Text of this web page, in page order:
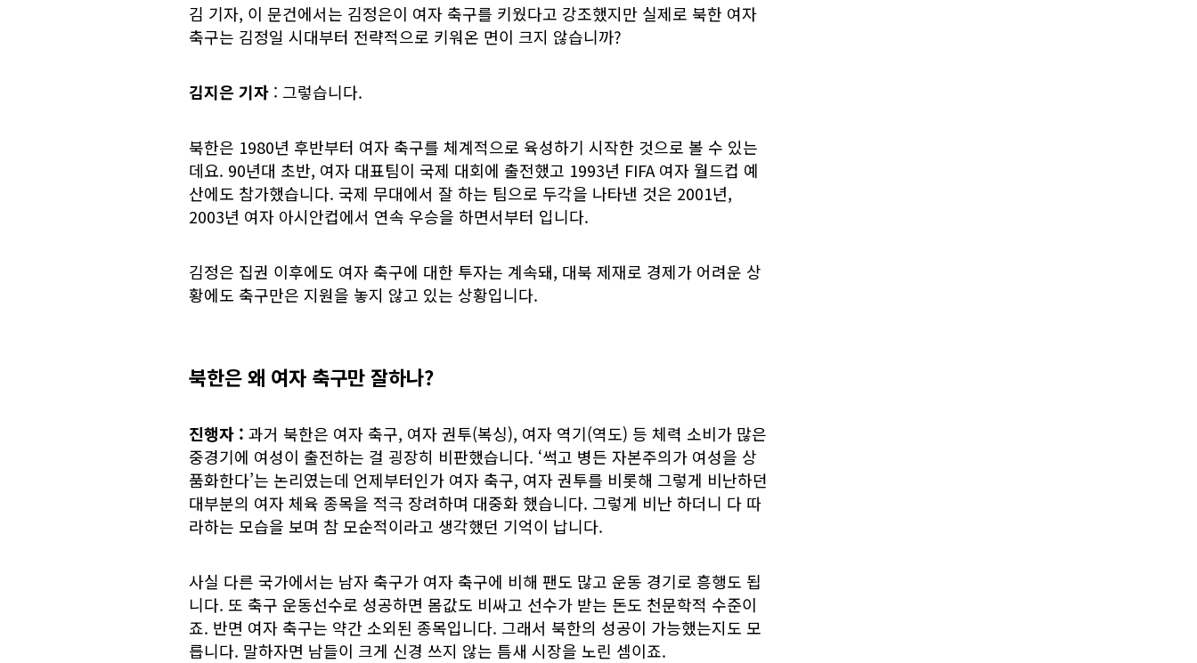
김 기자, 이 문건에서는 김정은이 여자 축구를 키웠다고 강조했지만 실제로 북한 여자
축구는 김정일 시대부터 전략적으로 키워온 면이 크지 않습니까?
김지은 기자 : 그렇습니다.
북한은 1980년 후반부터 여자 축구를 체계적으로 육성하기 시작한 것으로 볼 수 있는
데요. 90년대 초반, 여자 대표팀이 국제 대회에 출전했고 1993년 FIFA 여자 월드컵 예
산에도 참가했습니다. 국제 무대에서 잘 하는 팀으로 두각을 나타낸 것은 2001년,
2003년 여자 아시안컵에서 연속 우승을 하면서부터 입니다.
김정은 집권 이후에도 여자 축구에 대한 투자는 계속돼, 대북 제재로 경제가 어려운 상
황에도 축구만은 지원을 놓지 않고 있는 상황입니다.
북한은 왜 여자 축구만 잘하나?
진행자 : 과거 북한은 여자 축구, 여자 권투(복싱), 여자 역기(역도) 등 체력 소비가 많은
중경기에 여성이 출전하는 걸 굉장히 비판했습니다. ‘썩고 병든 자본주의가 여성을 상
품화한다’는 논리였는데 언제부터인가 여자 축구, 여자 권투를 비롯해 그렇게 비난하던
대부분의 여자 체육 종목을 적극 장려하며 대중화 했습니다. 그렇게 비난 하더니 다 따
라하는 모습을 보며 참 모순적이라고 생각했던 기억이 납니다.
사실 다른 국가에서는 남자 축구가 여자 축구에 비해 팬도 많고 운동 경기로 흥행도 됩
니다. 또 축구 운동선수로 성공하면 몸값도 비싸고 선수가 받는 돈도 천문학적 수준이
죠. 반면 여자 축구는 약간 소외된 종목입니다. 그래서 북한의 성공이 가능했는지도 모
릅니다. 말하자면 남들이 크게 신경 쓰지 않는 틈새 시장을 노린 셈이죠.